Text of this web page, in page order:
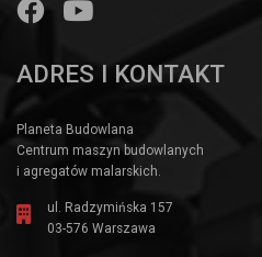
ADRES I KONTAKT
Planeta Budowlana
Centrum maszyn budowlanych
i agregatów malarskich.
ul. Radzymińska 157
03-576 Warszawa